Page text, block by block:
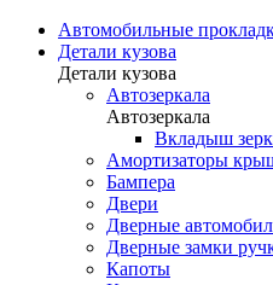
Автомобильные
Детали кузова
Детали кузова
Автозеркала
Автозеркала
Вкладыш
Амортизаторы
Бампера
Двери
Дверные
Дверные замки
Капоты